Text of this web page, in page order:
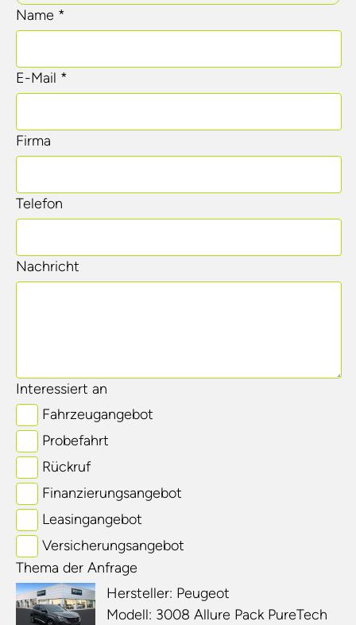
Name *
E-Mail *
Firma
Telefon
Nachricht
Interessiert an
Fahrzeugangebot
Probefahrt
Rückruf
Finanzierungsangebot
Leasingangebot
Versicherungsangebot
Thema der Anfrage
Hersteller: Peugeot
Modell: 3008 Allure Pack PureTech